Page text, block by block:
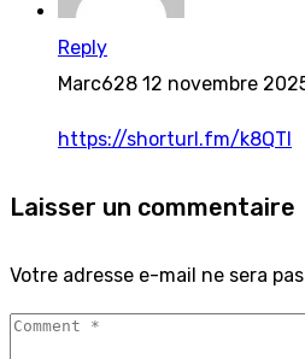
Reply
Marc628 12 novembre
https://shorturl.fm/k8QTl
Laisser un commentaire
Votre adresse e-mail ne sera